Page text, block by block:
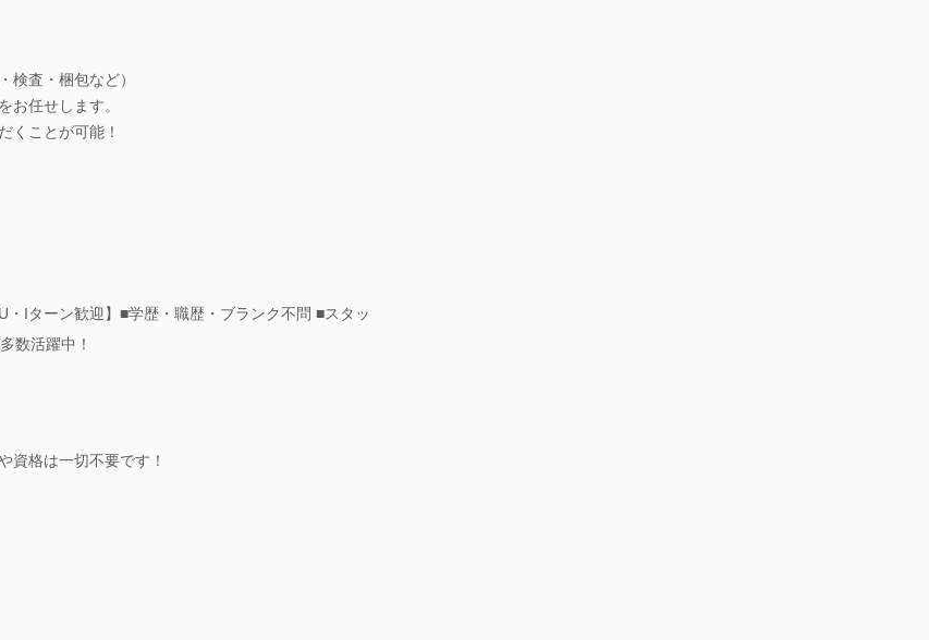
検査・梱包など）
お任せします。
くことが可能！
・Iターン歓迎】■学歴・職歴・ブランク不問 ■スタッ
数活躍中！
資格は一切不要です！